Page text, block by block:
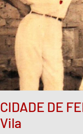
CIDADE DE
Vila